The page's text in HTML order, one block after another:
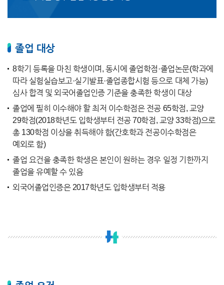
졸업 대상
8학기 등록을 마친 학생이며, 동시에 졸업학점·졸업논문(학과에
따라 실험실습보고·실기발표·졸업종합시험 등으로 대체 가능)
심사 합격 및 외국어졸업인증 기준을 충족한 학생이 대상
졸업에 필히 이수해야 할 최저 이수학점은 전공 65학점, 교양
29학점(2018학년도 입학생부터 전공 70학점, 교양 33학점)으로
총 130학점 이상을 취득해야 함(간호학과 전공이수학점은
예외로 함)
졸업 요건을 충족한 학생은 본인이 원하는 경우 일정 기한까지
졸업을 유예할 수 있음
외국어졸업인증은 2017학년도 입학생부터 적용